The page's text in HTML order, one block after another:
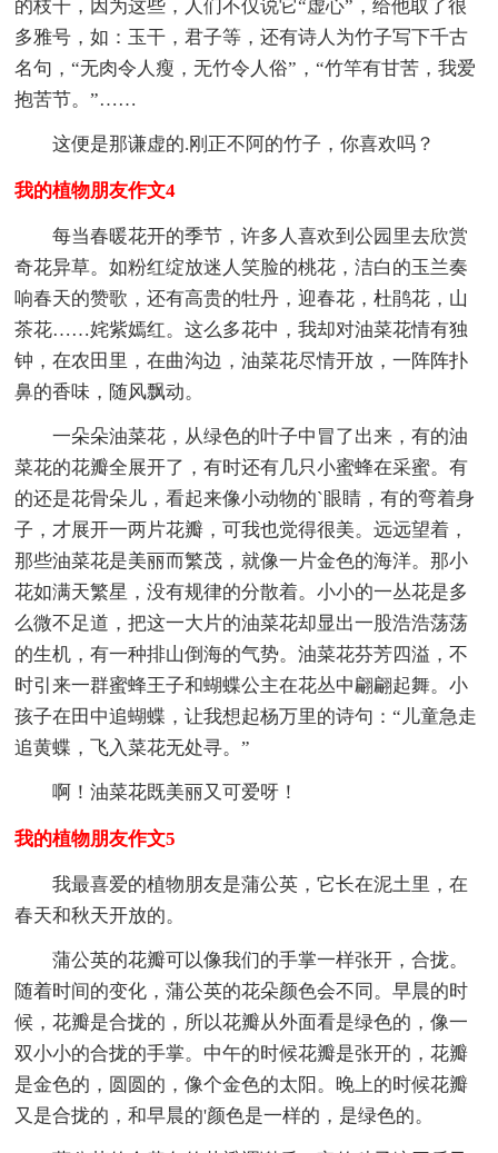
的枝干，因为这些，人们不仅说它“虚心”，给他取了很
多雅号，如：玉干，君子等，还有诗人为竹子写下千古
名句，“无肉令人瘦，无竹令人俗”，“竹竿有甘苦，我爱
抱苦节。”……
这便是那谦虚的.刚正不阿的竹子，你喜欢吗？
我的植物朋友作文4
每当春暖花开的季节，许多人喜欢到公园里去欣赏
奇花异草。如粉红绽放迷人笑脸的桃花，洁白的玉兰奏
响春天的赞歌，还有高贵的牡丹，迎春花，杜鹃花，山
茶花……姹紫嫣红。这么多花中，我却对油菜花情有独
钟，在农田里，在曲沟边，油菜花尽情开放，一阵阵扑
鼻的香味，随风飘动。
一朵朵油菜花，从绿色的叶子中冒了出来，有的油
菜花的花瓣全展开了，有时还有几只小蜜蜂在采蜜。有
的还是花骨朵儿，看起来像小动物的`眼睛，有的弯着身
子，才展开一两片花瓣，可我也觉得很美。远远望着，
那些油菜花是美丽而繁茂，就像一片金色的海洋。那小
花如满天繁星，没有规律的分散着。小小的一丛花是多
么微不足道，把这一大片的油菜花却显出一股浩浩荡荡
的生机，有一种排山倒海的气势。油菜花芬芳四溢，不
时引来一群蜜蜂王子和蝴蝶公主在花丛中翩翩起舞。小
孩子在田中追蝴蝶，让我想起杨万里的诗句：“儿童急走
追黄蝶，飞入菜花无处寻。”
啊！油菜花既美丽又可爱呀！
我的植物朋友作文5
我最喜爱的植物朋友是蒲公英，它长在泥土里，在
春天和秋天开放的。
蒲公英的花瓣可以像我们的手掌一样张开，合拢。
随着时间的变化，蒲公英的花朵颜色会不同。早晨的时
候，花瓣是合拢的，所以花瓣从外面看是绿色的，像一
双小小的合拢的手掌。中午的时候花瓣是张开的，花瓣
是金色的，圆圆的，像个金色的太阳。晚上的时候花瓣
又是合拢的，和早晨的'颜色是一样的，是绿色的。